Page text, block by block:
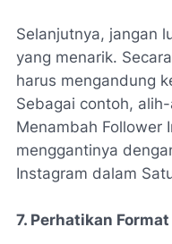
Selanjutnya, jangan
yang menarik.
harus mengandung
Sebagai contoh,
Menambah Follower
menggantinya
Instagram dalam
7. Perhatikan